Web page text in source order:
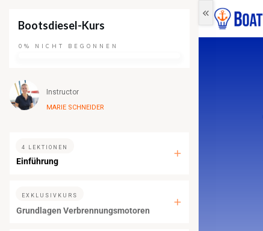
Bootsdiesel-Kurs
0% NICHT BEGONNEN
Instructor
MARIE SCHNEIDER
4 LEKTIONEN
Einführung
EXKLUSIVKURS
Grundlagen Verbrennungsmotoren